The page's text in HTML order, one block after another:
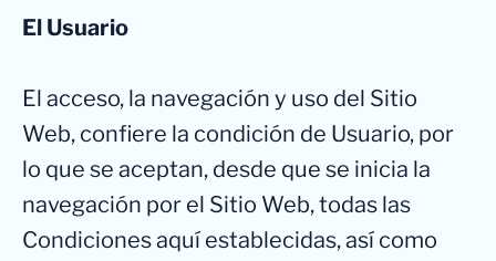
El Usuario
El acceso, la navegación y uso del Sitio
Web, confiere la condición de Usuario, por
lo que se aceptan, desde que se inicia la
navegación por el Sitio Web, todas las
Condiciones aquí establecidas, así como